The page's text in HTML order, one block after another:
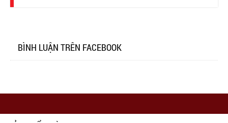
BÌNH LUẬN TRÊN FACEBOOK